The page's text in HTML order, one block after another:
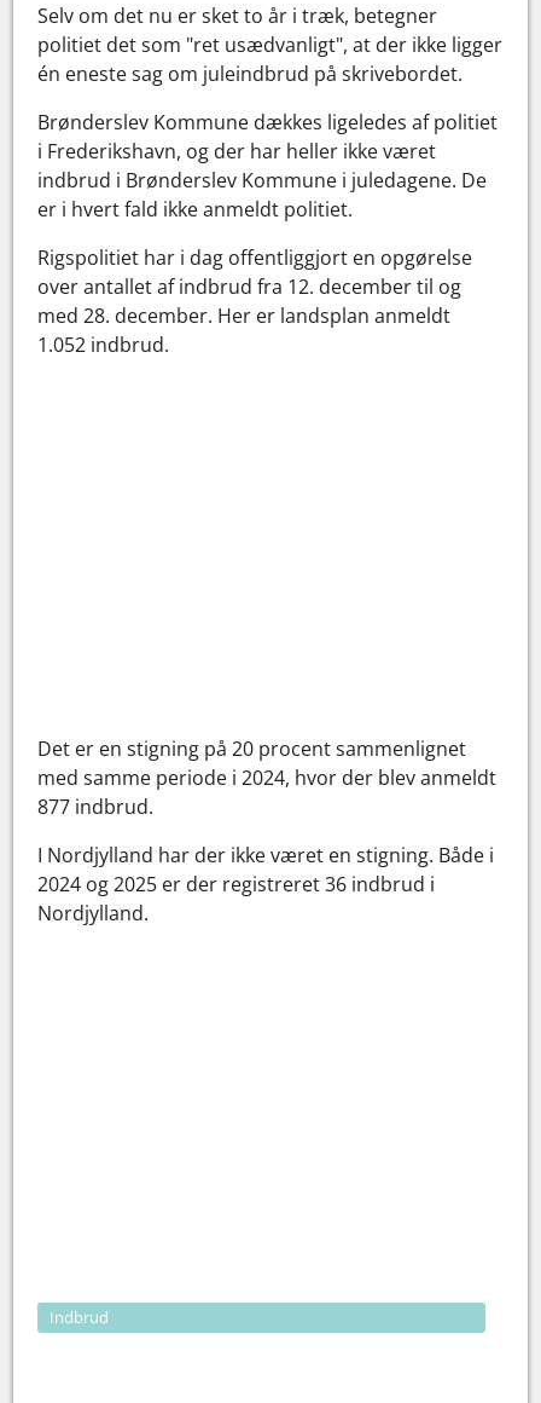
Selv om det nu er sket to år i træk, betegner
politiet det som "ret usædvanligt", at der ikke ligger
én eneste sag om juleindbrud på skrivebordet.
Brønderslev Kommune dækkes ligeledes af politiet
i Frederikshavn, og der har heller ikke været
indbrud i Brønderslev Kommune i juledagene. De
er i hvert fald ikke anmeldt politiet.
Rigspolitiet har i dag offentliggjort en opgørelse
over antallet af indbrud fra 12. december til og
med 28. december. Her er landsplan anmeldt
1.052 indbrud.
Det er en stigning på 20 procent sammenlignet
med samme periode i 2024, hvor der blev anmeldt
877 indbrud.
I Nordjylland har der ikke været en stigning. Både i
2024 og 2025 er der registreret 36 indbrud i
Nordjylland.
Indbrud